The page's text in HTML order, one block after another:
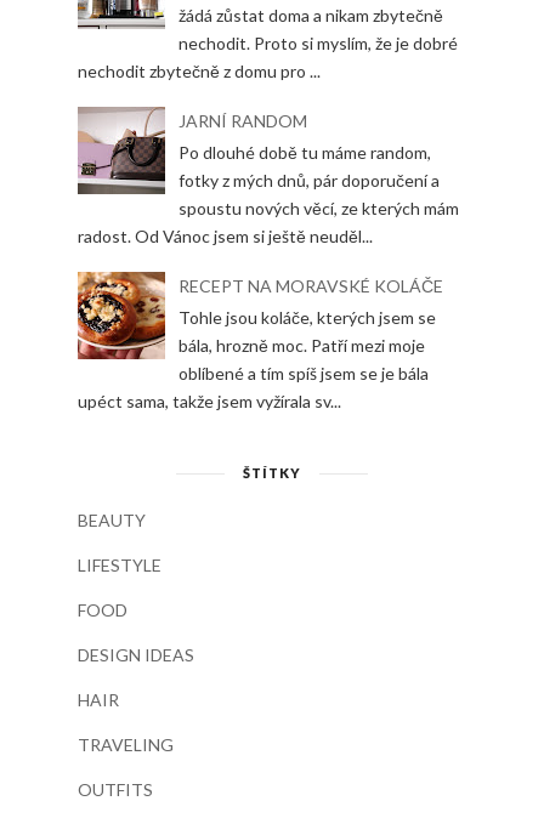
žádá zůstat doma a nikam zbytečně
nechodit. Proto si myslím, že je dobré
nechodit zbytečně z domu pro ...
JARNÍ RANDOM
Po dlouhé době tu máme random,
fotky z mých dnů, pár doporučení a
spoustu nových věcí, ze kterých mám
radost. Od Vánoc jsem si ještě neuděl...
RECEPT NA MORAVSKÉ KOLÁČE
Tohle jsou koláče, kterých jsem se
bála, hrozně moc. Patří mezi moje
oblíbené a tím spíš jsem se je bála
upéct sama, takže jsem vyžírala sv...
ŠTÍTKY
BEAUTY
LIFESTYLE
FOOD
DESIGN IDEAS
HAIR
TRAVELING
OUTFITS